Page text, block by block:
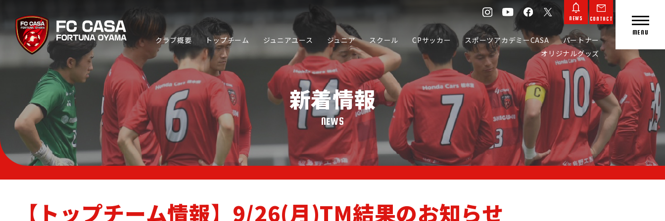
NEWS CONTACT
クラブ概要 トップチーム ジュニアユース ジュニア スクール CPサッカー スポーツアカデミーCASA
パートナー
オリジナルグッズ
TOP TEAM
トップチーム
JUNIOR YOUTH
ジュニアユース
JUNIOR
ジュニア
SCHOOL
スクール
CP SOCCER SPORTS ACADEMY PARTNER ORIGINAL GOODS
NEWS CONTACT
MENU
新着情報
NEWS
【トップチーム情報】9/26(月)TM結果のお知らせ